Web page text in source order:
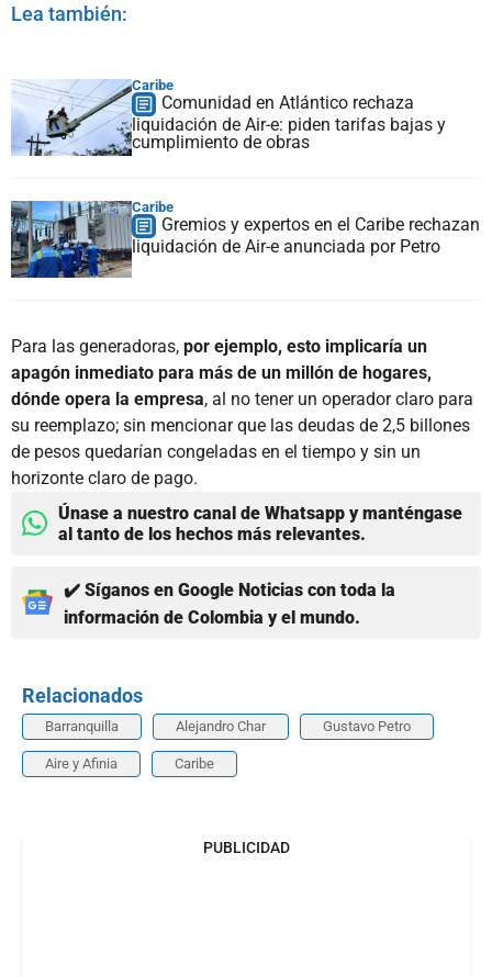
Lea también:
Caribe
Comunidad en Atlántico rechaza
liquidación de Air-e: piden tarifas bajas y
cumplimiento de obras
Caribe
Gremios y expertos en el Caribe rechazan
liquidación de Air-e anunciada por Petro
Para las generadoras, por ejemplo, esto implicaría un
apagón inmediato para más de un millón de hogares,
dónde opera la empresa, al no tener un operador claro para
su reemplazo; sin mencionar que las deudas de 2,5 billones
de pesos quedarían congeladas en el tiempo y sin un
horizonte claro de pago.
Únase a nuestro canal de Whatsapp y manténgase
al tanto de los hechos más relevantes.
✔️ Síganos en Google Noticias con toda la
información de Colombia y el mundo.
Relacionados
Barranquilla Alejandro Char Gustavo Petro
Aire y Afinia Caribe
PUBLICIDAD